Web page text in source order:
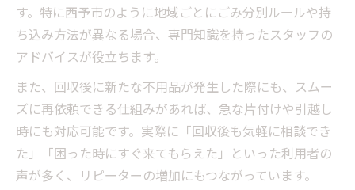
す。特に西予市のように地域ごとにごみ分別ルールや持
ち込み方法が異なる場合、専門知識を持ったスタッフの
アドバイスが役立ちます。
また、回収後に新たな不用品が発生した際にも、スムー
ズに再依頼できる仕組みがあれば、急な片付けや引越し
時にも対応可能です。実際に「回収後も気軽に相談でき
た」「困った時にすぐ来てもらえた」といった利用者の
声が多く、リピーターの増加にもつながっています。